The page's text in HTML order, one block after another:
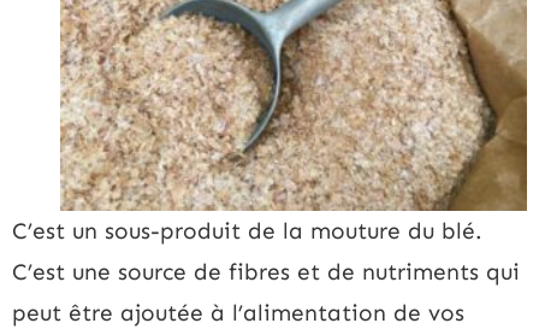
C’est un sous-produit de la mouture du blé.
C’est une source de fibres et de nutriments qui
peut être ajoutée à l’alimentation de vos